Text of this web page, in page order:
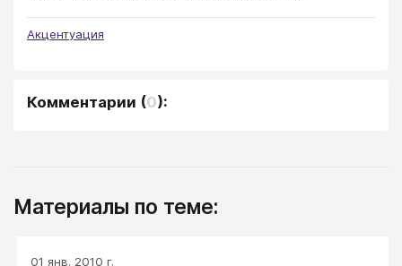
Акцентуация
Комментарии (0):
Материалы по теме:
01 янв. 2010 г.